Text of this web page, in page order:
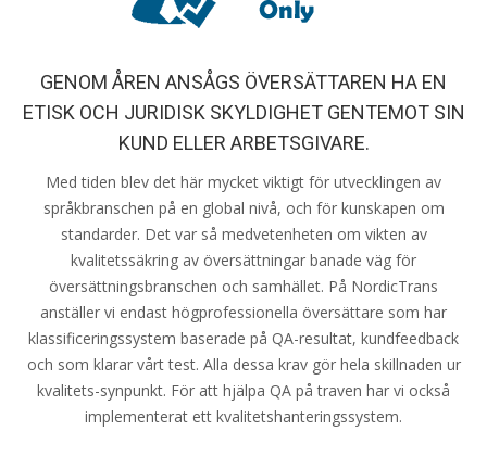
GENOM ÅREN ANSÅGS ÖVERSÄTTAREN HA EN
ETISK OCH JURIDISK SKYLDIGHET GENTEMOT SIN
KUND ELLER ARBETSGIVARE.
Med tiden blev det här mycket viktigt för utvecklingen av
språkbranschen på en global nivå, och för kunskapen om
standarder. Det var så medvetenheten om vikten av
kvalitetssäkring av översättningar banade väg för
översättningsbranschen och samhället. På NordicTrans
anställer vi endast högprofessionella översättare som har
klassificeringssystem baserade på QA-resultat, kundfeedback
och som klarar vårt test. Alla dessa krav gör hela skillnaden ur
kvalitets-synpunkt. För att hjälpa QA på traven har vi också
implementerat ett kvalitetshanteringssystem.